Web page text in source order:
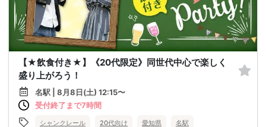
【★飲食付き★】《20代限定》同世代中心で楽しく
盛り上がろう！
名駅 | 8月8日(土) 12:15〜
受付終了まで7時間
シャンクレール 20代向け 愛知県 名駅